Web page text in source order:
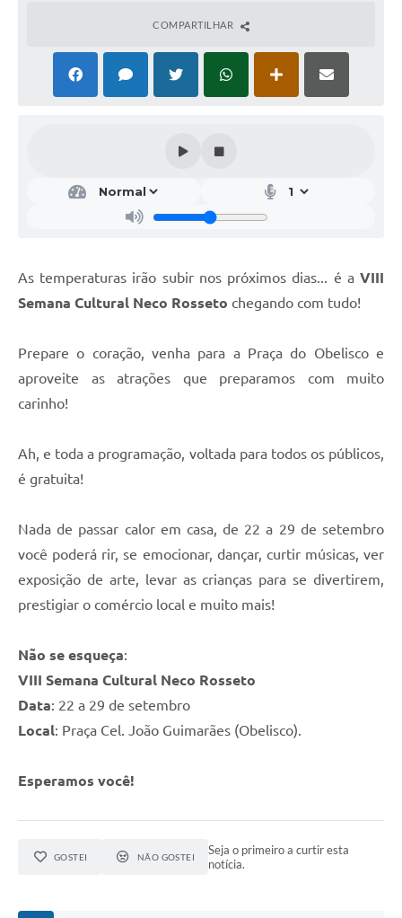
COMPARTILHAR
As temperaturas irão subir nos próximos dias... é a VIII
Semana Cultural Neco Rosseto chegando com tudo!
Prepare o coração, venha para a Praça do Obelisco e
aproveite as atrações que preparamos com muito
carinho!
Ah, e toda a programação, voltada para todos os públicos,
é gratuita!
Nada de passar calor em casa, de 22 a 29 de setembro
você poderá rir, se emocionar, dançar, curtir músicas, ver
exposição de arte, levar as crianças para se divertirem,
prestigiar o comércio local e muito mais!
Não se esqueça:
VIII Semana Cultural Neco Rosseto
Data: 22 a 29 de setembro
Local: Praça Cel. João Guimarães (Obelisco).
Esperamos você!
GOSTEI NÃO GOSTEI
Seja o primeiro a curtir esta
notícia.